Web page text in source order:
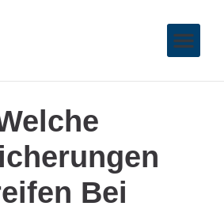
Bei